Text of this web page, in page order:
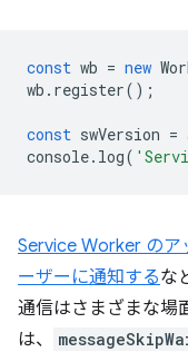
const wb = new
wb . register();
const swVersion =
console. log(
Service Worker のア
ーザーに通知するな
通信はさまざまな場
は、